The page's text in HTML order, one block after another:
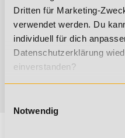
Dritten für Marketing-
verwendet werden. Du
individuell für dich
Datenschutzerklärung
einverstanden?
Notwendig